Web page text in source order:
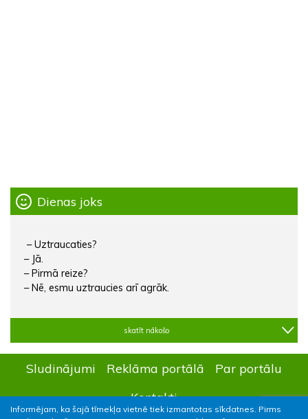
Informējam, ka šajā tīmekļa vietnē tiek izmantotas sīkdatnes. Pirms
Dienas joks
– Uztraucaties?
– Jā.
– Pirmā reize?
– Nē, esmu uztraucies arī agrāk.
skatīt nākošo
Sludinājumi Reklāma portālā
Par portālu
Kontakti